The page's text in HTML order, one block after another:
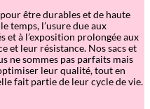
être durables et de haute
temps, l’usure due aux
et à l’exposition prolongée aux
et leur résistance. Nos sacs et
ne sommes pas parfaits mais
leur qualité, tout en
fait partie de leur cycle de vie.